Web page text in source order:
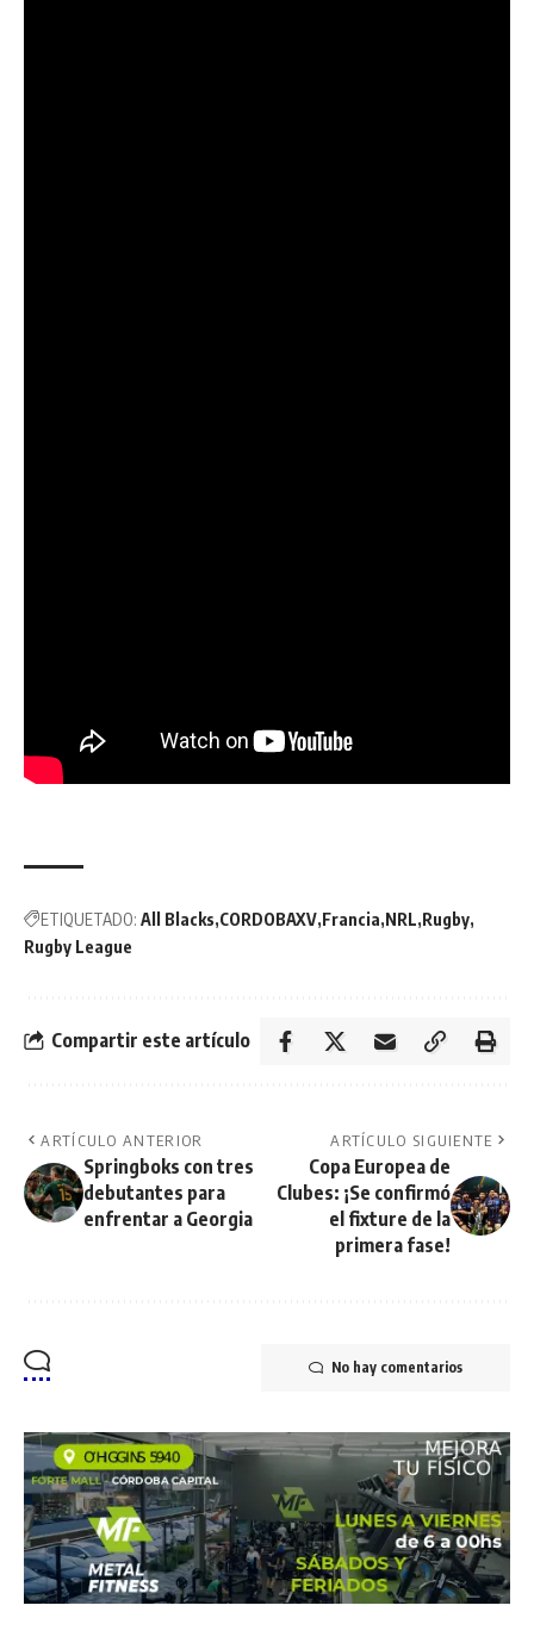
ETIQUETADO: All Blacks CORDOBAXV Francia NRL Rugby
Rugby League
Compartir este artículo
ARTÍCULO ANTERIOR
Springboks con tres
debutantes para
enfrentar a Georgia
ARTÍCULO SIGUIENTE
Copa Europea de
Clubes: ¡Se confirmó
el fixture de la
primera fase!
No hay comentarios